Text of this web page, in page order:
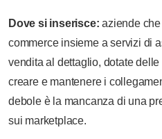
Dove si inserisce: aziende
commerce insieme a servizi di
vendita al dettaglio, dotate
creare e mantenere i
debole è la mancanza di una
sui marketplace.